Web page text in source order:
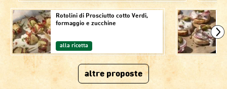
Rotolini di Prosciutto cotto Verdi,
formaggio e zucchine
alla ricetta
altre proposte